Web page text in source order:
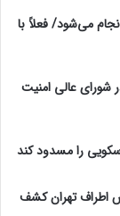
می‌شود/ فعلاً با
شورای عالی امنیت
را مسدود کند
اطراف تهران کشف